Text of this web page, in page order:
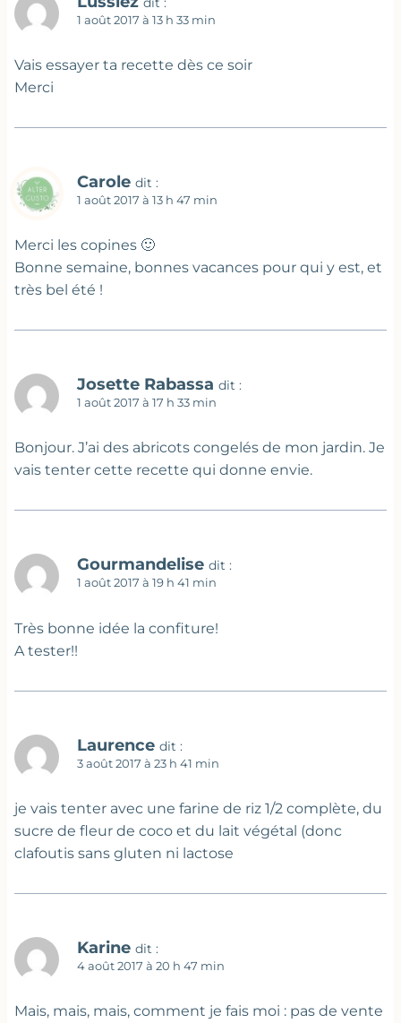
1 août 2017 à 13 h 33 min
Vais essayer ta recette dès ce soir
Merci
Carole dit :
1 août 2017 à 13 h 47 min
Merci les copines 🙂
Bonne semaine, bonnes vacances pour qui y est, et
très bel été !
Josette Rabassa dit :
1 août 2017 à 17 h 33 min
Bonjour. J’ai des abricots congelés de mon jardin. Je
vais tenter cette recette qui donne envie.
Gourmandelise dit :
1 août 2017 à 19 h 41 min
Très bonne idée la confiture!
A tester!!
Laurence dit :
3 août 2017 à 23 h 41 min
je vais tenter avec une farine de riz 1/2 complète, du
sucre de fleur de coco et du lait végétal (donc
clafoutis sans gluten ni lactose
Karine dit :
4 août 2017 à 20 h 47 min
Mais, mais, mais, comment je fais moi : pas de vente